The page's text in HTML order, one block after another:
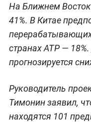
На Ближнем
41%. В Китае
странах АТР —
прогнозируется
Руководитель
Тимонин заявил,
находятся 101